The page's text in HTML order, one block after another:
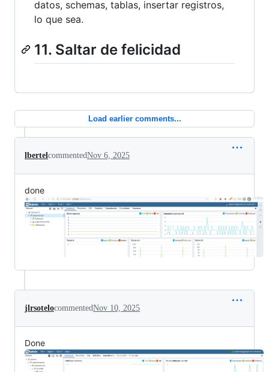
datos, schemas, tablas, insertar registros,
lo que sea.
11. Saltar de felicidad
Load earlier comments...
lbertelcommentedNov 6, 2025
done
jlrsotelocommentedNov 10, 2025
Done